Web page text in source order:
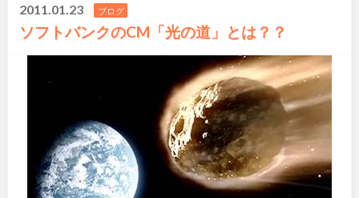
2011.01.23 ブログ
ソフトバンクのCM「光の道」とは？？